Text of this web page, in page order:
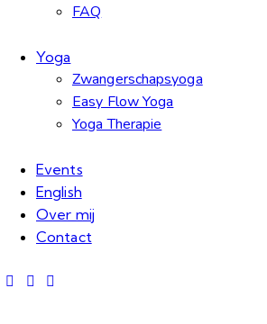
FAQ
Yoga
Zwangerschapsyoga
Easy Flow Yoga
Yoga Therapie
Events
English
Over mij
Contact